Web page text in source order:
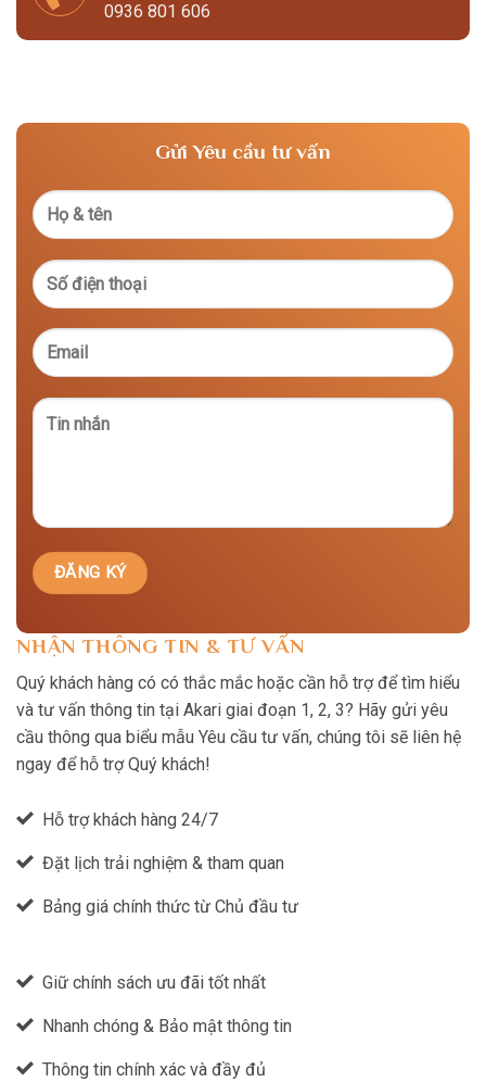
0936 801 606
Gửi Yêu cầu tư vấn
NHẬN THÔNG TIN & TƯ VẤN
Quý khách hàng có có thắc mắc hoặc cần hỗ trợ để tìm hiểu
và tư vấn thông tin tại Akari giai đoạn 1, 2, 3? Hãy gửi yêu
cầu thông qua biểu mẫu Yêu cầu tư vấn, chúng tôi sẽ liên hệ
ngay để hỗ trợ Quý khách!
Hỗ trợ khách hàng 24/7
Đặt lịch trải nghiệm & tham quan
Bảng giá chính thức từ Chủ đầu tư
Giữ chính sách ưu đãi tốt nhất
Nhanh chóng & Bảo mật thông tin
Thông tin chính xác và đầy đủ